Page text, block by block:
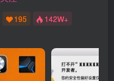
195 142W+